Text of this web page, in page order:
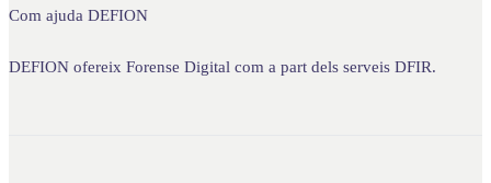
Com ajuda DEFION
DEFION ofereix Forense Digital com a part dels serveis DFIR.